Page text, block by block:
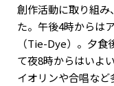
創作活動に取り組
た。午後4時からは
（Tie-Dye）。夕
て夜8時からはいよ
イオリンや合唱な